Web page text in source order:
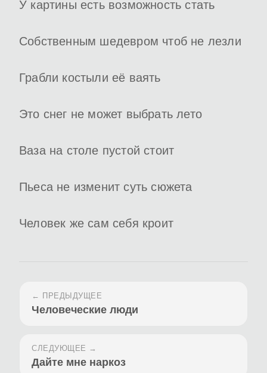
У картины есть возможность стать
Собственным шедевром чтоб не лезли
Грабли костыли её ваять
Это снег не может выбрать лето
Ваза на столе пустой стоит
Пьеса не изменит суть сюжета
Человек же сам себя кроит
← ПРЕДЫДУЩЕЕ
Человеческие люди
СЛЕДУЮЩЕЕ →
Дайте мне наркоз